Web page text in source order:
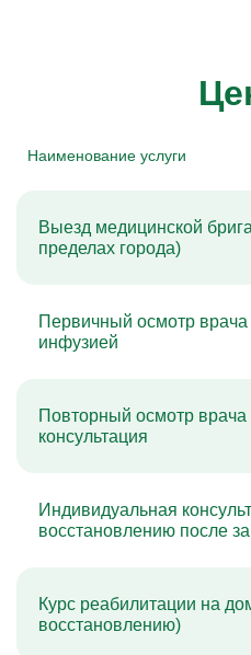
Наименование услуги
Выезд медицинской
пределах города)
Первичный осмотр врача
инфузией
Повторный осмотр врача
консультация
Индивидуальная
восстановлению после
Курс реабилитации на
восстановлению)